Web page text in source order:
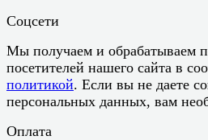
Соцсети
Мы получаем и обрабатываем
посетителей нашего сайта в
политикой. Если вы не даете
персональных данных, вам
Оплата